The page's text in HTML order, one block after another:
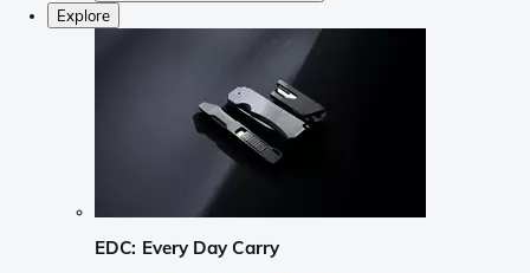
Explore
EDC: Every Day Carry